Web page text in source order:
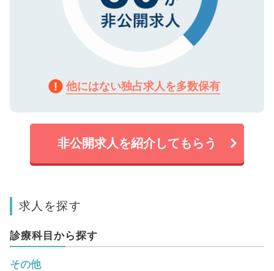
他にはない独占求人を多数保有
非公開求人を紹介してもらう
求人を探す
診療科目から探す
その他